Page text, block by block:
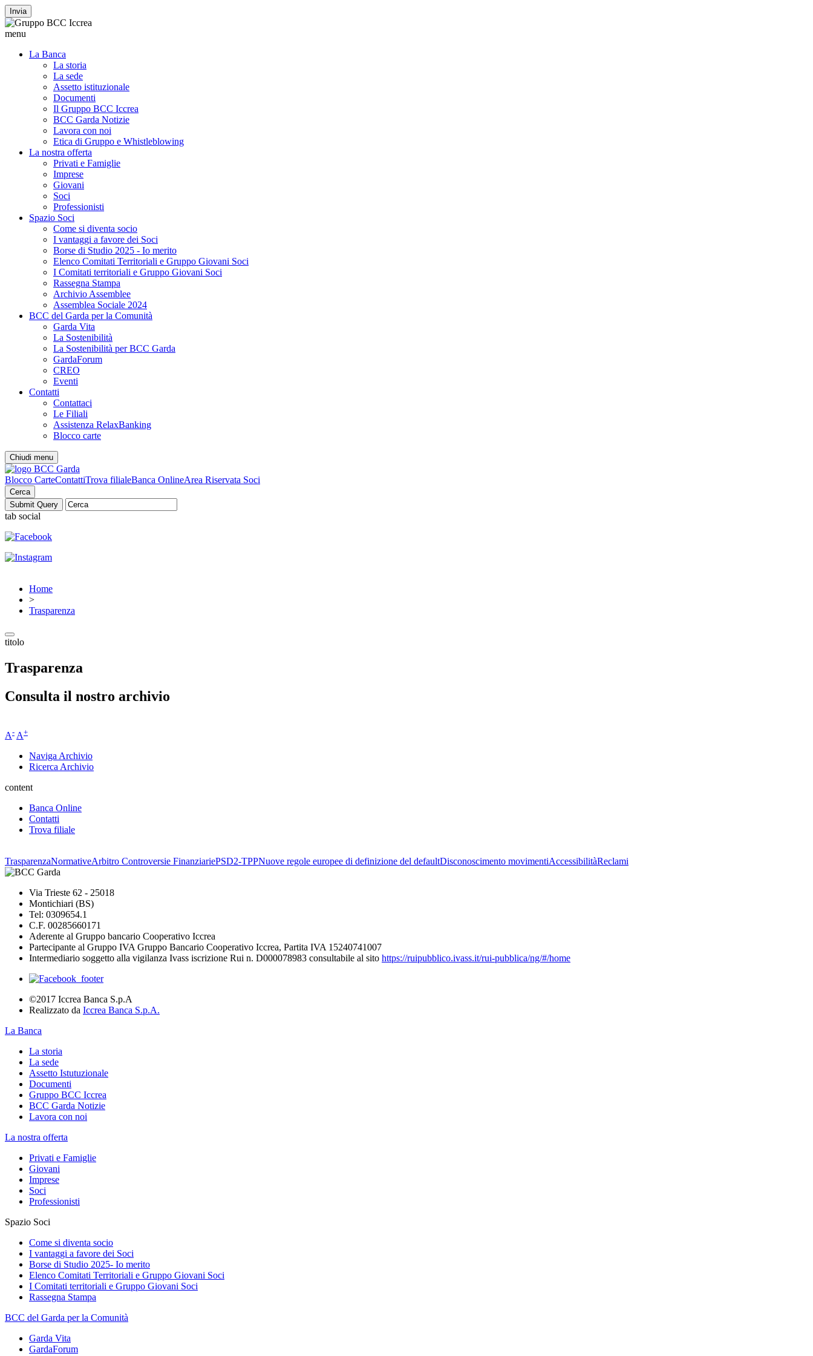
Invia
menu
La Banca
La storia
La sede
Assetto istituzionale
Documenti
Il Gruppo BCC Iccrea
BCC Garda Notizie
Lavora con noi
Etica di Gruppo e Whistleblowing
La nostra offerta
Privati e Famiglie
Imprese
Giovani
Soci
Professionisti
Spazio Soci
Come si diventa socio
I vantaggi a favore dei Soci
Borse di Studio 2025 - Io merito
Elenco Comitati Territoriali e Gruppo Giovani Soci
I Comitati territoriali e Gruppo Giovani Soci
Rassegna Stampa
Archivio Assemblee
Assemblea Sociale 2024
BCC del Garda per la Comunità
Garda Vita
La Sostenibilità
La Sostenibilità per BCC Garda
GardaForum
CREO
Eventi
Contatti
Contattaci
Le Filiali
Assistenza RelaxBanking
Blocco carte
Chiudi menu
Blocco CarteContattiTrova filialeBanca OnlineArea Riservata Soci
Cerca
tab social
Home
>
Trasparenza
titolo
Trasparenza
Consulta il nostro archivio
A- A+
Naviga Archivio
Ricerca Archivio
content
Banca Online
Contatti
Trova filiale
TrasparenzaNormativeArbitro Controversie FinanziariePSD2-TPPNuove regole europee di definizione del defaultDisconoscimento movimentiAccessibilitàReclami
Via Trieste 62 - 25018
Montichiari (BS)
Tel: 0309654.1
C.F. 00285660171
Aderente al Gruppo bancario Cooperativo Iccrea
Partecipante al Gruppo IVA Gruppo Bancario Cooperativo Iccrea, Partita IVA 15240741007
Intermediario soggetto alla vigilanza Ivass iscrizione Rui n. D000078983 consultabile al sito https://ruipubblico.ivass.it/rui-pubblica/ng/#/home
©2017 Iccrea Banca S.p.A
Realizzato da Iccrea Banca S.p.A.
La Banca
La storia
La sede
Assetto Istutuzionale
Documenti
Gruppo BCC Iccrea
BCC Garda Notizie
Lavora con noi
La nostra offerta
Privati e Famiglie
Giovani
Imprese
Soci
Professionisti
Spazio Soci
Come si diventa socio
I vantaggi a favore dei Soci
Borse di Studio 2025- Io merito
Elenco Comitati Territoriali e Gruppo Giovani Soci
I Comitati territoriali e Gruppo Giovani Soci
Rassegna Stampa
BCC del Garda per la Comunità
Garda Vita
GardaForum